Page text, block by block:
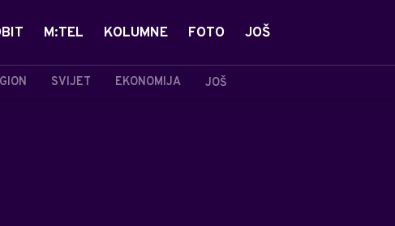
SVIJET EKONOMIJA JOŠ
M:TEL KOLUMNE FOTO JOŠ